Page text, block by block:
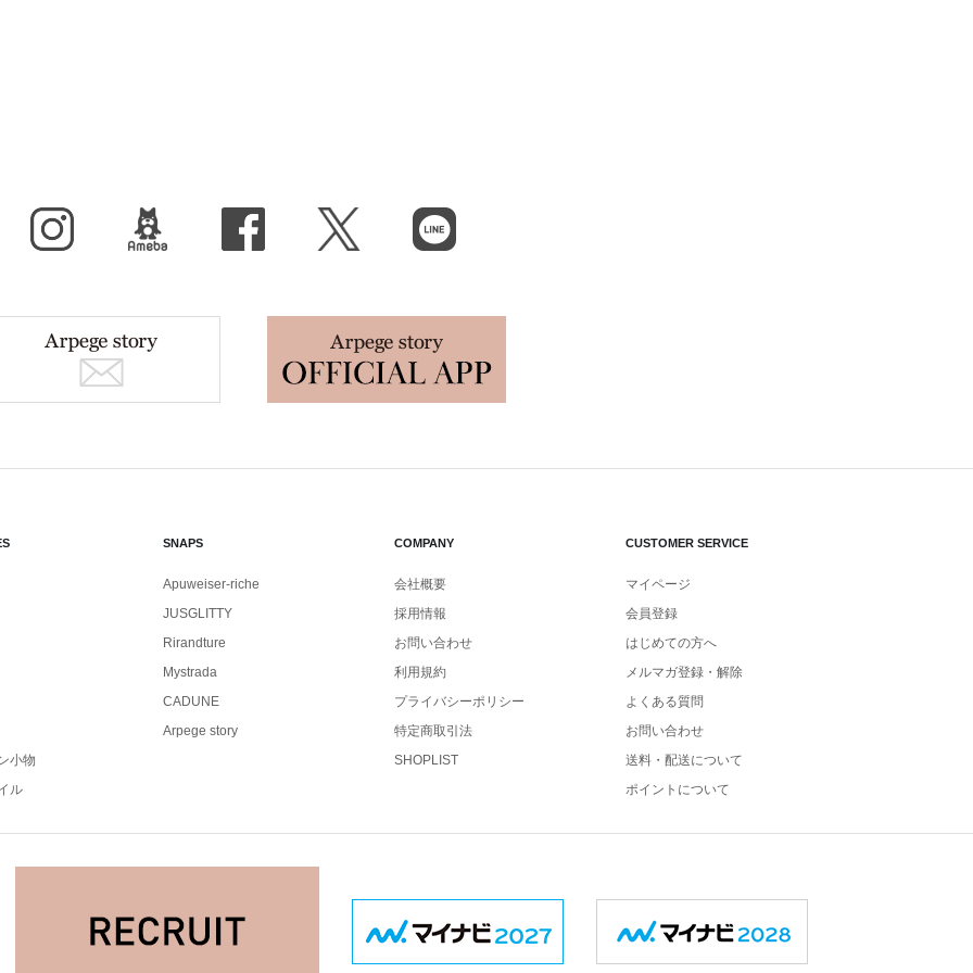
X（旧Twitter）
小物
ル
SNAPS
Apuweiser-riche
JUSGLITTY
Rirandture
Mystrada
CADUNE
Arpege story
COMPANY
会社概要
採用情報
お問い合わせ
利用規約
プライバシーポリシー
特定商取引法
SHOPLIST
CUSTOMER SERVICE
マイページ
会員登録
はじめての方へ
メルマガ登録・解除
よくある質問
お問い合わせ
送料・配送について
ポイントについて